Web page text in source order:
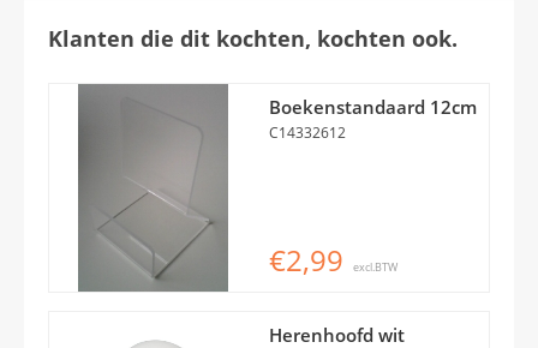
Klanten die dit kochten, kochten ook.
Boekenstandaard 12cm
C14332612
€2,99 excl.BTW
Herenhoofd wit